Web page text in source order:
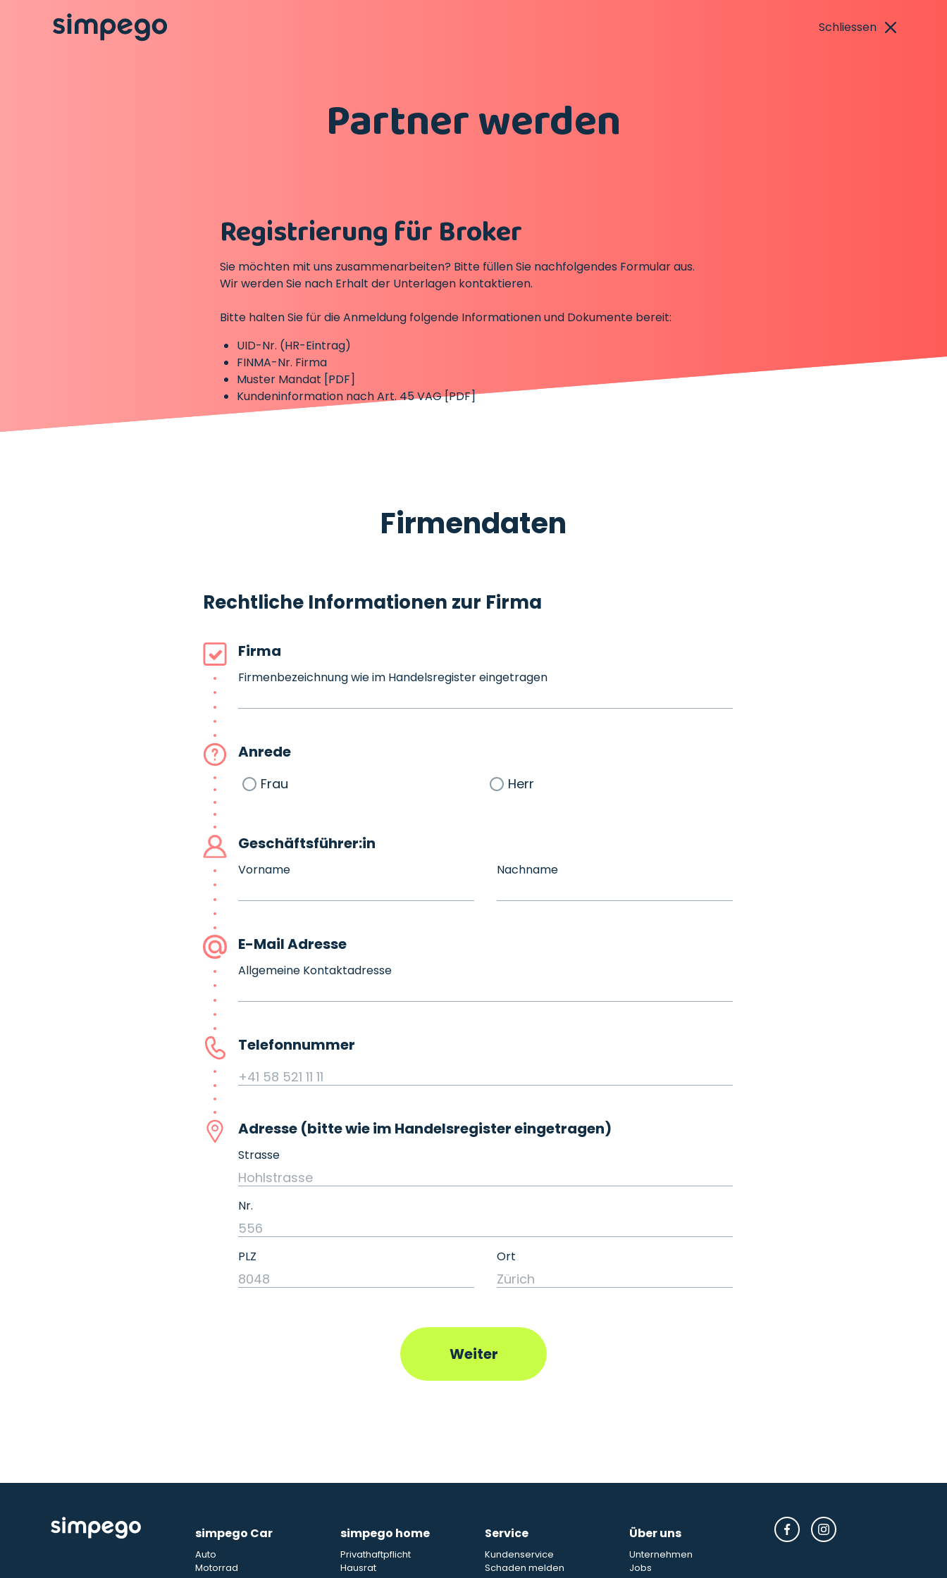
Schliessen
Partner werden
Registrierung für Broker
Sie möchten mit uns zusammenarbeiten? Bitte füllen Sie nachfolgendes Formular aus.
Wir werden Sie nach Erhalt der Unterlagen kontaktieren.
Bitte halten Sie für die Anmeldung folgende Informationen und Dokumente bereit:
UID-Nr. (HR-Eintrag)
FINMA-Nr. Firma
Muster Mandat [PDF]
Kundeninformation nach Art. 45 VAG [PDF]
simpego Car
Auto
Motorrad
simpego home
Privathaftpflicht
Hausrat
Service
Kundenservice
Schaden melden
Über uns
Unternehmen
Jobs